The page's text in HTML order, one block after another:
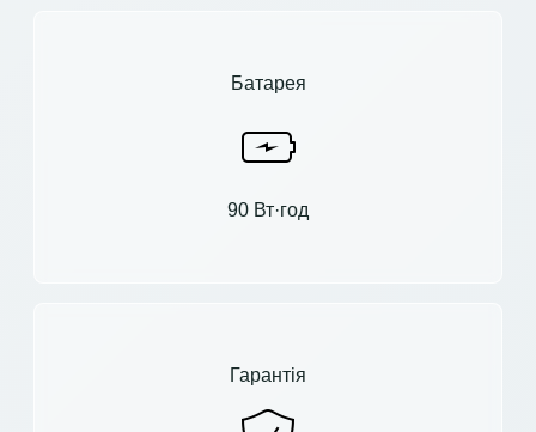
Батарея
90 Вт·год
Гарантія